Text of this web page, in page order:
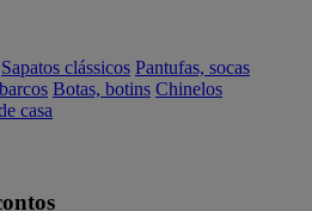
Sapatos clássicos Pantufas, socas
Botas, botins Chinelos
casa